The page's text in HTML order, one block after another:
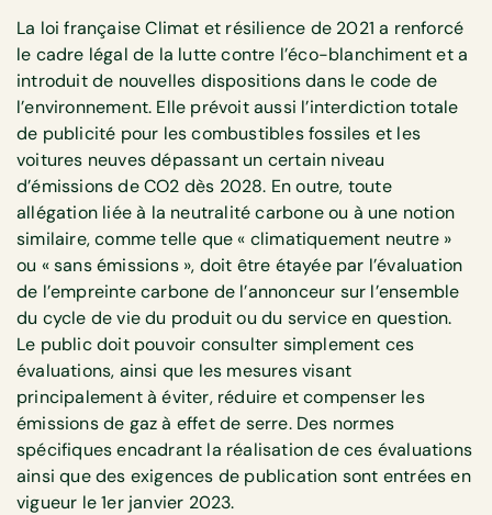
La loi française Climat et résilience de 2021 a renforcé
le cadre légal de la lutte contre l’éco-blanchiment et a
introduit de nouvelles dispositions dans le code de
l’environnement. Elle prévoit aussi l’interdiction totale
de publicité pour les combustibles fossiles et les
voitures neuves dépassant un certain niveau
d’émissions de CO2 dès 2028. En outre, toute
allégation liée à la neutralité carbone ou à une notion
similaire, comme telle que « climatiquement neutre »
ou « sans émissions », doit être étayée par l’évaluation
de l’empreinte carbone de l’annonceur sur l’ensemble
du cycle de vie du produit ou du service en question.
Le public doit pouvoir consulter simplement ces
évaluations, ainsi que les mesures visant
principalement à éviter, réduire et compenser les
émissions de gaz à effet de serre. Des normes
spécifiques encadrant la réalisation de ces évaluations
ainsi que des exigences de publication sont entrées en
vigueur le 1er janvier 2023.